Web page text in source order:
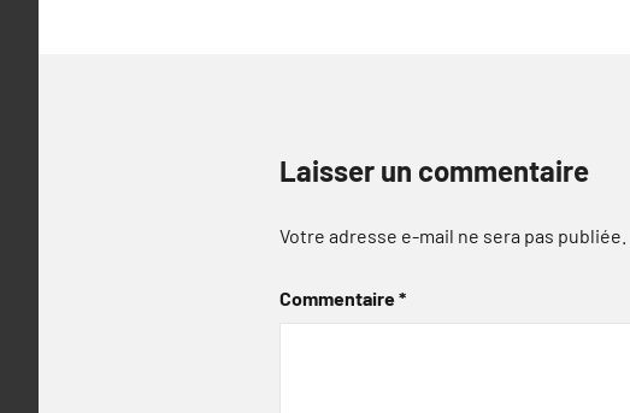
Laisser un commentaire
Votre adresse e-mail ne sera pas publiée.
Commentaire*